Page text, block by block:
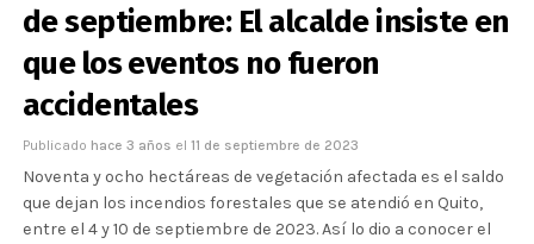
de septiembre: El alcalde insiste en
que los eventos no fueron
accidentales
Publicado hace 3 años el 11 de septiembre de 2023
Noventa y ocho hectáreas de vegetación afectada es el saldo
que dejan los incendios forestales que se atendió en Quito,
entre el 4 y 10 de septiembre de 2023. Así lo dio a conocer el